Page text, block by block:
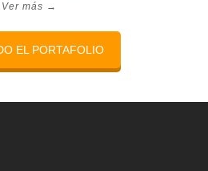
Ver más →
EL PORTAFOLIO